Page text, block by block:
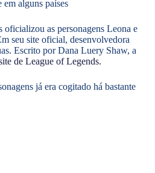
oficializou as personagens Leona e
seu site oficial, desenvolvedora
Escrito por Dana Luery Shaw, a
de League of Legends.
já era cogitado há bastante